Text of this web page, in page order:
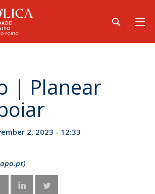
| Planear
2, 2023 - 12:33